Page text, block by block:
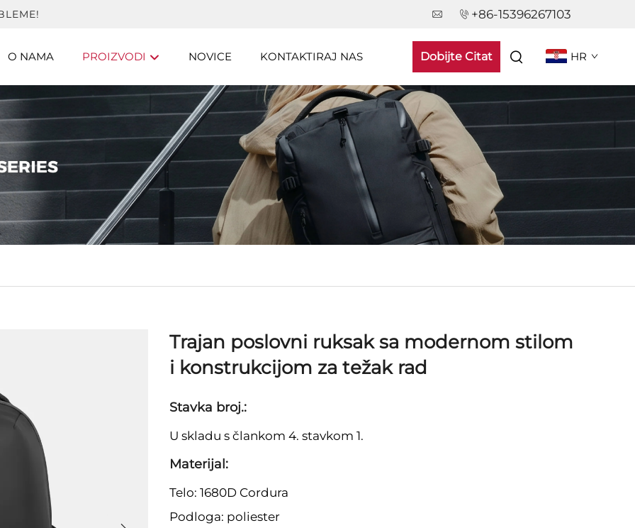
+86-15396267103
O NAMA PROIZVODI NOVICE KONTAKTIRAJ NAS Dobijte Citat HR
Trajan poslovni ruksak sa modernom stilom
i konstrukcijom za težak rad
Stavka broj.:
U skladu s člankom 4. stavkom 1.
Materijal:
Telo: 1680D Cordura
Podloga: poliester